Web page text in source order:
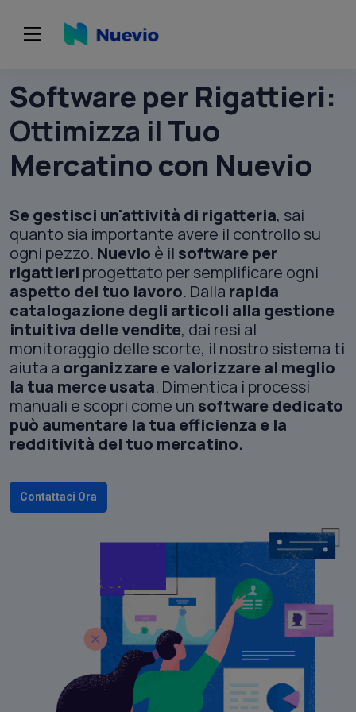
Software per Rigattieri:
Ottimizza il Tuo
Mercatino con Nuevio
Se gestisci un'attività di rigatteria, sai
quanto sia importante avere il controllo su
ogni pezzo. Nuevio è il software per
rigattieri progettato per semplificare ogni
aspetto del tuo lavoro. Dalla rapida
catalogazione degli articoli alla gestione
intuitiva delle vendite, dai resi al
monitoraggio delle scorte, il nostro sistema ti
aiuta a organizzare e valorizzare al meglio
la tua merce usata. Dimentica i processi
manuali e scopri come un software dedicato
può aumentare la tua efficienza e la
redditività del tuo mercatino.
Contattaci Ora